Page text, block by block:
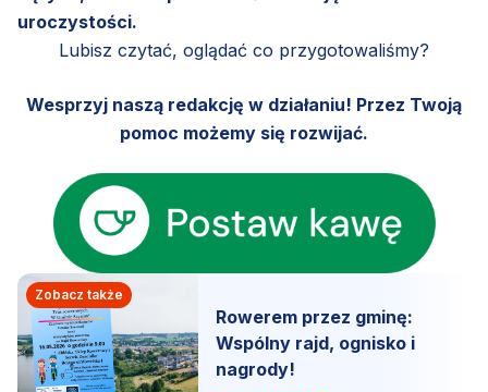
uroczystości.
Lubisz czytać, oglądać co przygotowaliśmy?
Wesprzyj naszą redakcję w działaniu! Przez Twoją
pomoc możemy się rozwijać.
Zobacz także
Rowerem przez gminę:
Wspólny rajd, ognisko i
nagrody!